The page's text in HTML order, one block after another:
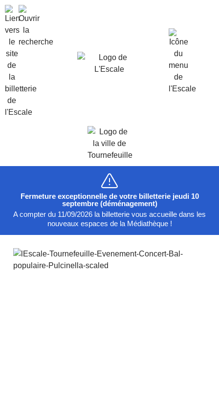
Fermeture exceptionnelle de votre billetterie jeudi 10
septembre (déménagement)
A compter du 11/09/2026 la billetterie vous accueille dans les
nouveaux espaces de la Médiathèque !